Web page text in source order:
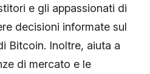
e gli appassionati di
decisioni informate sul
Bitcoin. Inoltre, aiuta a
di mercato e le